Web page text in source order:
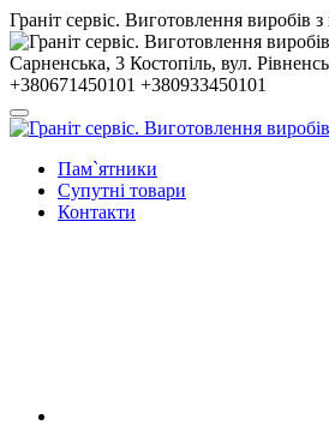
Гранiт сервiс. Виготовлення виробів
Сарненська, 3 Костопiль, вул.
+380671450101 +380933450101
Пам`ятники
Супутні товари
Контакти